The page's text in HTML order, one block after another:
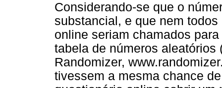
Considerando-se que o
substancial, e que nem
online seriam chamados
tabela de números aleatórios
Randomizer,
tivessem a mesma chance